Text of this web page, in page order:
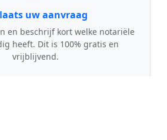
uw aanvraag
en beschrijf kort welke notariële
heeft. Dit is 100% gratis en
vrijblijvend.